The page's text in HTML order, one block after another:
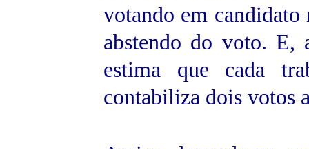
votando em candidato
abstendo do voto.
estima que cada
contabiliza dois votos